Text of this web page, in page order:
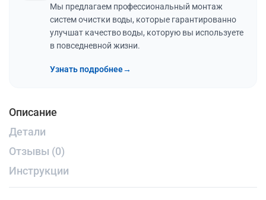
Мы предлагаем профессиональный монтаж
систем очистки воды, которые гарантированно
улучшат качество воды, которую вы используете
в повседневной жизни.
Узнать подробнее→
Описание
Детали
Отзывы (0)
Инструкции